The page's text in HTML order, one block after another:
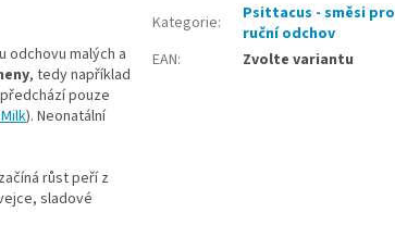
odchovu malých a
, tedy například
pouze
). Neonatální
růst peří z
sladové
Kategorie:
Psittacus - směsi pro
ruční odchov
EAN: Zvolte variantu